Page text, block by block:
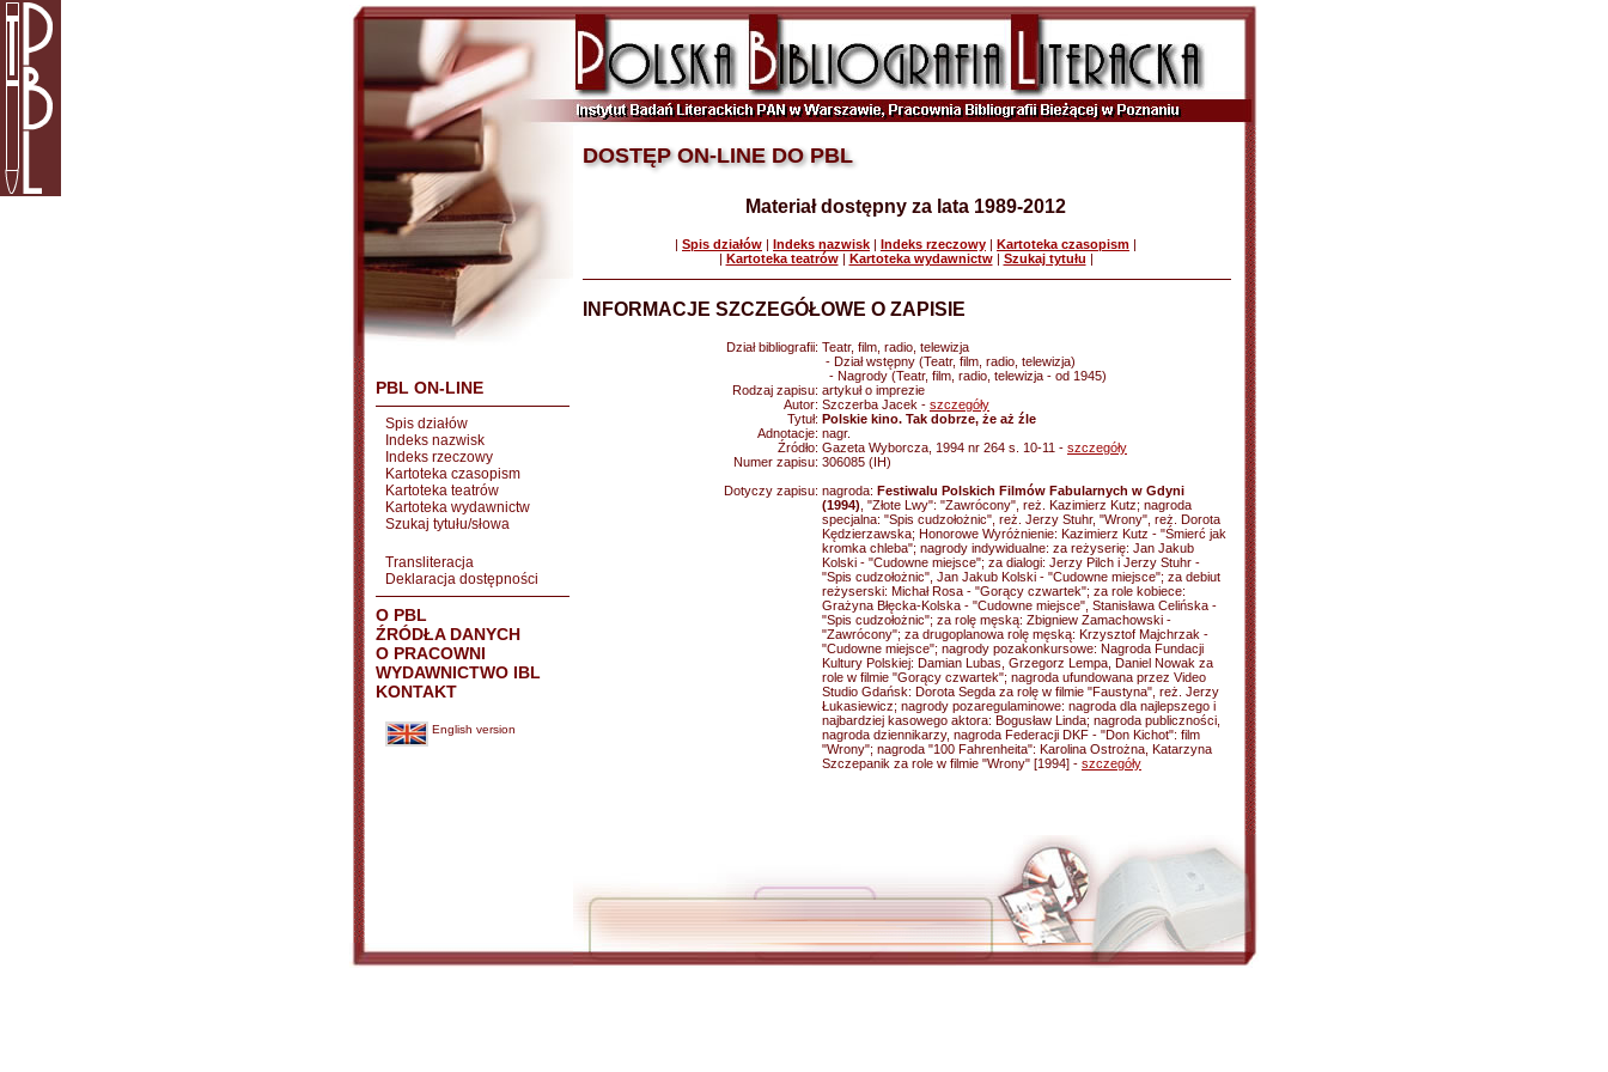
PBL ON-LINE
Spis działów
Indeks nazwisk
Indeks rzeczowy
Kartoteka czasopism
Kartoteka teatrów
Kartoteka wydawnictw
Szukaj tytułu/słowa
Transliteracja
Deklaracja dostępności
O PBL
ŹRÓDŁA DANYCH
O PRACOWNI
WYDAWNICTWO IBL
KONTAKT
English version
DOSTĘP ON-LINE DO PBL
Materiał dostępny za lata 1989-2012
| Spis działów | Indeks nazwisk | Indeks rzeczowy | Kartoteka czasopism |
| Kartoteka teatrów| Kartoteka wydawnictw| Szukaj tytułu |
INFORMACJE SZCZEGÓŁOWE O ZAPISIE
Dział bibliografii: Teatr, film, radio, telewizja
- Dział wstępny (Teatr, film, radio, telewizja)
- Nagrody (Teatr, film, radio, telewizja - od 1945)
Rodzaj zapisu: artykuł o imprezie
Autor: Szczerba Jacek - szczegóły
Tytuł: Polskie kino. Tak dobrze, że aż źle
Adnotacje: nagr.
Źródło: Gazeta Wyborcza, 1994 nr 264 s. 10-11 - szczegóły
Numer zapisu: 306085 (IH)
Dotyczy zapisu: nagroda: Festiwalu Polskich Filmów Fabularnych w Gdyni
(1994) , "Złote Lwy": "Zawrócony", reż. Kazimierz Kutz; nagroda
specjalna: "Spis cudzołożnic", reż. Jerzy Stuhr, "Wrony", reż. Dorota
Kędzierzawska; Honorowe Wyróżnienie: Kazimierz Kutz - "Śmierć jak
kromka chleba"; nagrody indywidualne: za reżyserię: Jan Jakub
Kolski - "Cudowne miejsce"; za dialogi: Jerzy Pilch i Jerzy Stuhr -
"Spis cudzołożnic", Jan Jakub Kolski - "Cudowne miejsce"; za debiut
reżyserski: Michał Rosa - "Gorący czwartek"; za role kobiece:
Grażyna Błęcka-Kolska - "Cudowne miejsce", Stanisława Celińska -
"Spis cudzołożnic"; za rolę męską: Zbigniew Zamachowski -
"Zawrócony"; za drugoplanowa rolę męską: Krzysztof Majchrzak -
"Cudowne miejsce"; nagrody pozakonkursowe: Nagroda Fundacji
Kultury Polskiej: Damian Lubas, Grzegorz Lempa, Daniel Nowak za
role w filmie "Gorący czwartek"; nagroda ufundowana przez Video
Studio Gdańsk: Dorota Segda za rolę w filmie "Faustyna", reż. Jerzy
Łukasiewicz; nagrody pozaregulaminowe: nagroda dla najlepszego i
najbardziej kasowego aktora: Bogusław Linda; nagroda publiczności,
nagroda dziennikarzy, nagroda Federacji DKF - "Don Kichot": film
"Wrony"; nagroda "100 Fahrenheita": Karolina Ostrożna, Katarzyna
Szczepanik za role w filmie "Wrony" [1994] - szczegóły